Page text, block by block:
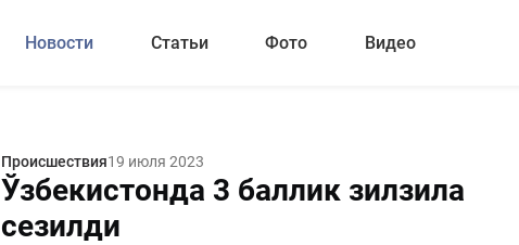
Новости Статьи Фото Видео
Происшествия19 июля 2023
Ўзбекистонда 3 баллик зилзила
сезилди